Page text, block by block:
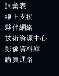
詞彙表
線上支援
夥伴網絡
技術資源中心
影像資料庫
購買通路